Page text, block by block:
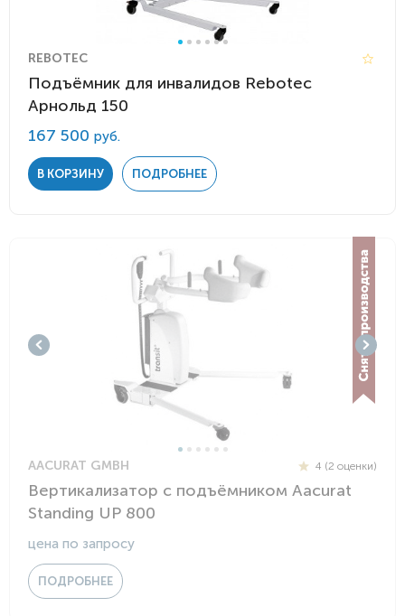
REBOTEC
Подъёмник для инвалидов Rebotec
Арнольд 150
167 500 руб.
В КОРЗИНУ ПОДРОБНЕЕ
AACURAT GMBH 4 (2 оценки)
Вертикализатор с подъёмником Aacurat
Standing UP 800
цена по запросу
ПОДРОБНЕЕ